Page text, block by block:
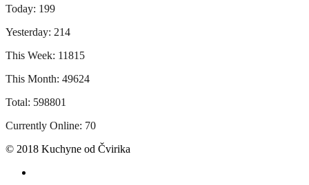
Today: 199
Yesterday: 214
This Week: 11815
This Month: 49624
Total: 598801
Currently Online: 70
© 2018 Kuchyne od Čvirika